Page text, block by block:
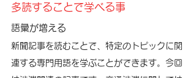
多読することで学べる事
語彙が増える
新聞記事を読むことで、特定のトピックに関
連する専門用語を学ぶことができます。今回